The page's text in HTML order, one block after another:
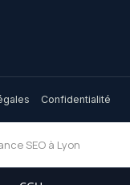
Confidentialité
SEO à Lyon